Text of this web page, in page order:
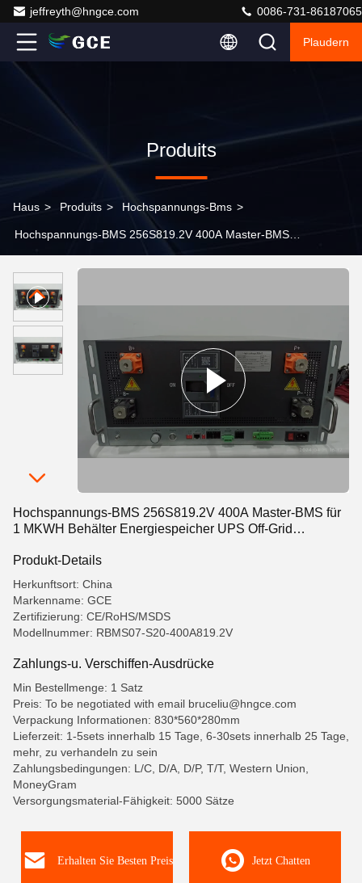
jeffreyth@hngce.com 0086-731-86187065
Plaudern
Produits
Haus > Produits > Hochspannungs-Bms >
Hochspannungs-BMS 256S819.2V 400A Master-BMS
Solarenergie Speicher ESS
Hochspannungs-BMS 256S819.2V 400A Master-BMS für
1 MKWH Behälter Energiespeicher UPS Off-Grid
Produkt-Details
Herkunftsort: China
Markenname: GCE
Zertifizierung: CE/RoHS/MSDS
Modellnummer: RBMS07-S20-400A819.2V
Zahlungs-u. Verschiffen-Ausdrücke
Min Bestellmenge: 1 Satz
Preis: To be negotiated with email bruceliu@hngce.com
Verpackung Informationen: 830*560*280mm
Lieferzeit: 1-5sets innerhalb 15 Tage, 6-30sets innerhalb 25 Tage,
mehr, zu verhandeln zu sein
Zahlungsbedingungen: L/C, D/A, D/P, T/T, Western Union,
MoneyGram
Versorgungsmaterial-Fähigkeit: 5000 Sätze
Erhalten Sie Besten Preis Jetzt Chatten